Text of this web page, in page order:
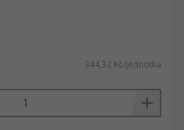
344,32 Kč/jednotka